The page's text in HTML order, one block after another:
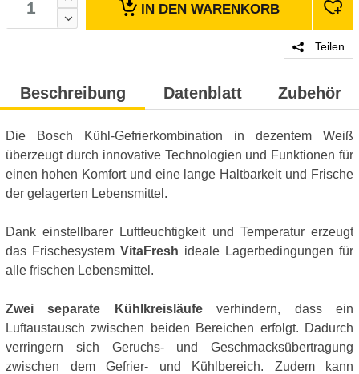
IN DEN WARENKORB
Teilen
Beschreibung Datenblatt Zubehör
Die Bosch Kühl-Gefrierkombination in dezentem Weiß
überzeugt durch innovative Technologien und Funktionen für
einen hohen Komfort und eine lange Haltbarkeit und Frische
der gelagerten Lebensmittel.
Dank einstellbarer Luftfeuchtigkeit und Temperatur erzeugt
das Frischesystem VitaFresh ideale Lagerbedingungen für
alle frischen Lebensmittel.
Zwei separate Kühlkreisläufeverhindern, dass ein
Luftaustausch zwischen beiden Bereichen erfolgt. Dadurch
verringern sich Geruchs- und Geschmacksübertragung
zwischen dem Gefrier- und Kühlbereich. Zudem kann